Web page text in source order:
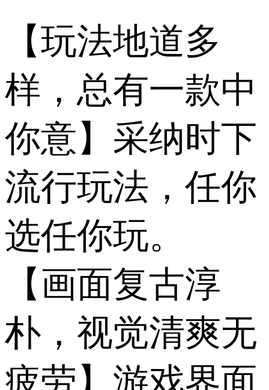
【玩法地道多
样，总有一款中
你意】采纳时下
流行玩法，任你
选任你玩。
【画面复古淳
朴，视觉清爽无
疲劳】游戏界面